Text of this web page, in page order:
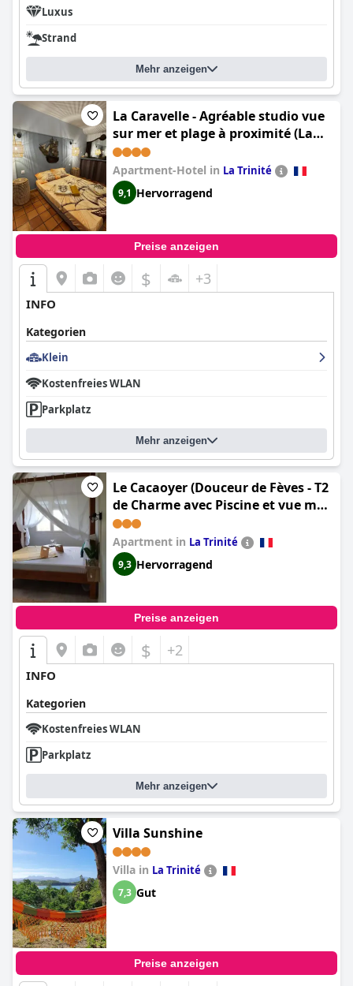
Luxus
Strand
Mehr anzeigen
La Caravelle - Agréable studio vue
sur mer et plage à proximité (La
Caravelle - Studio Lumineux
Évasion en Bord de Mer)
Apartment-Hotel in La Trinité
9,1 Hervorragend
Preise anzeigen
$ +3
INFO
Kategorien
Klein
Kostenfreies WLAN
Parkplatz
Mehr anzeigen
Le Cacaoyer (Douceur de Fèves - T2
de Charme avec Piscine et vue mer
à la Trinité)
Apartment in La Trinité
9,3 Hervorragend
Preise anzeigen
$ +2
INFO
Kategorien
Kostenfreies WLAN
Parkplatz
Mehr anzeigen
Villa Sunshine
Villa in La Trinité
7,3 Gut
Preise anzeigen